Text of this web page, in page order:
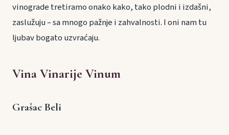
vinograde tretiramo onako kako, tako plodni i izdašni,
zaslužuju – sa mnogo pažnje i zahvalnosti. I oni nam tu
ljubav bogato uzvraćaju.
Vina Vinarije Vinum
Grašac Beli